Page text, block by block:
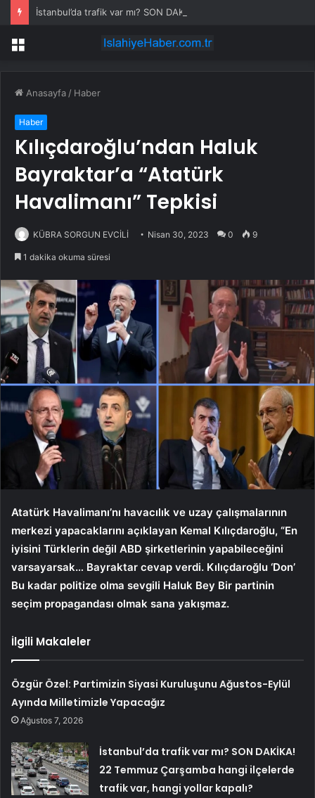
Menü
Anasayfa / Haber
Haber
Kılıçdaroğlu’ndan Haluk
Bayraktar’a “Atatürk
Havalimanı” Tepkisi
KÜBRA SORGUN EVCİLİ Nisan 30, 2023 0 9
1 dakika okuma süresi
Atatürk Havalimanı’nı havacılık ve uzay çalışmalarının
merkezi yapacaklarını açıklayan Kemal Kılıçdaroğlu, “En
iyisini Türklerin değil ABD şirketlerinin yapabileceğini
varsayarsak… Bayraktar cevap verdi. Kılıçdaroğlu ‘Don’
Bu kadar politize olma sevgili Haluk Bey Bir partinin
seçim propagandası olmak sana yakışmaz.
İlgili Makaleler
Özgür Özel: Partimizin Siyasi Kuruluşunu Ağustos-Eylül
Ayında Milletimizle Yapacağız
Ağustos 7, 2026
İstanbul’da trafik var mı? SON DAKİKA!
22 Temmuz Çarşamba hangi ilçelerde
trafik var, hangi yollar kapalı?